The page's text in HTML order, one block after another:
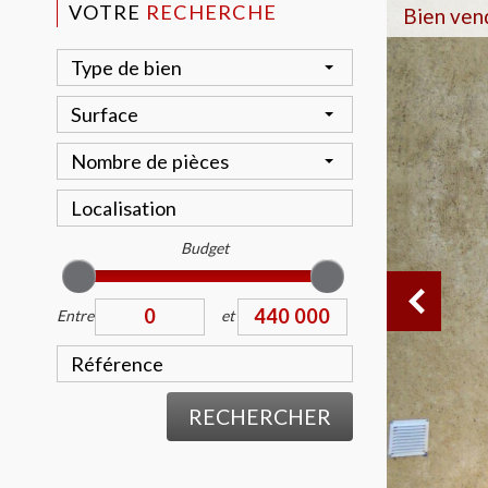
VOTRE RECHERCHE
Type de bien
Surface
Nombre de pièces
Budget
Entre et
RECHERCHER
Bien